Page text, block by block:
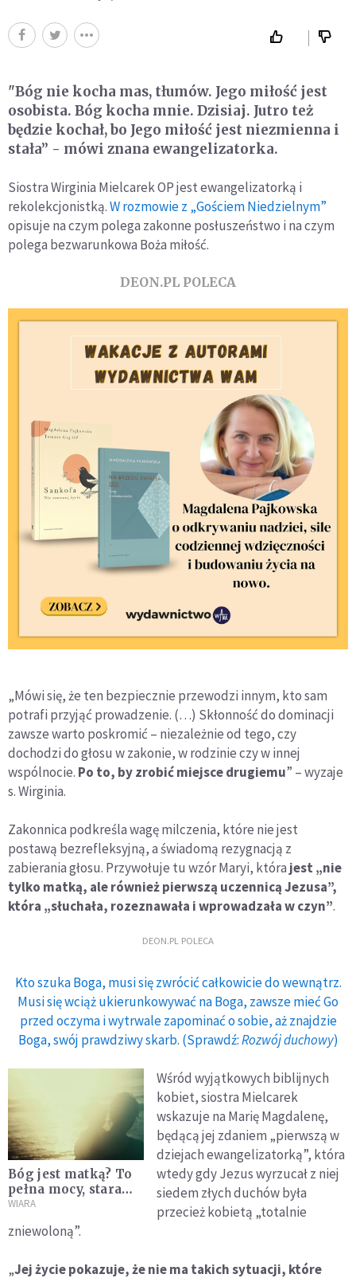
"Bóg nie kocha mas, tłumów. Jego miłość jest
osobista. Bóg kocha mnie. Dzisiaj. Jutro też
będzie kochał, bo Jego miłość jest niezmienna i
stała” - mówi znana ewangelizatorka.
Siostra Wirginia Mielcarek OP jest ewangelizatorką i
rekolekcjonistką.W rozmowie z „Gościem Niedzielnym”
opisuje na czym polega zakonne posłuszeństwo i na czym
polega bezwarunkowa Boża miłość.
DEON.PL POLECA
„Mówi się, że ten bezpiecznie przewodzi innym, kto sam
potrafi przyjąć prowadzenie. (…) Skłonność do dominacji
zawsze warto poskromić – niezależnie od tego, czy
dochodzi do głosu w zakonie, w rodzinie czy w innej
wspólnocie. Po to, by zrobić miejsce drugiemu” – wyzaje
s. Wirginia.
Zakonnica podkreśla wagę milczenia, które nie jest
postawą bezrefleksyjną, a świadomą rezygnacją z
zabierania głosu. Przywołuje tu wzór Maryi, która jest „nie
tylko matką, ale również pierwszą uczennicą Jezusa”,
która „słuchała, rozeznawała i wprowadzała w czyn”.
DEON.PL POLECA
Kto szuka Boga, musi się zwrócić całkowicie do wewnątrz.
Musi się wciąż ukierunkowywać na Boga, zawsze mieć Go
przed oczyma i wytrwale zapominać o sobie, aż znajdzie
Boga, swój prawdziwy skarb. (Sprawdź:Rozwój duchowy)
Bóg jest matką? To
pełna mocy, stara
metafora
WIARA
Wśród wyjątkowych biblijnych
kobiet, siostra Mielcarek
wskazuje na Marię Magdalenę,
będącą jej zdaniem „pierwszą w
dziejach ewangelizatorką”, która
wtedy gdy Jezus wyrzucał z niej
siedem złych duchów była
przecież kobietą „totalnie
zniewoloną”.
„Jej życie pokazuje, że nie ma takich sytuacji, które